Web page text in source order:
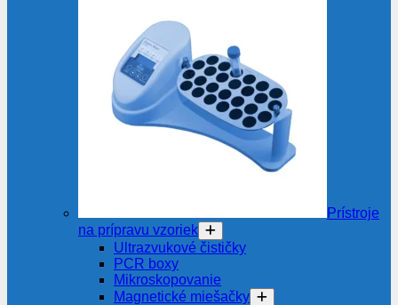
Prístroje
na prípravu vzoriek
Ultrazvukové čističky
PCR boxy
Mikroskopovanie
Magnetické miešačky